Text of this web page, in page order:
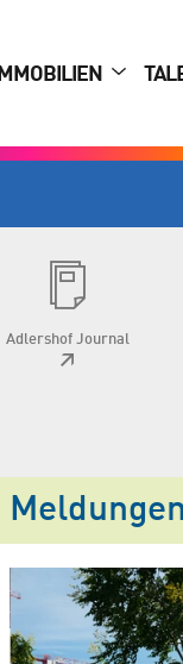
IMMOBILIEN
Adlershof Journal